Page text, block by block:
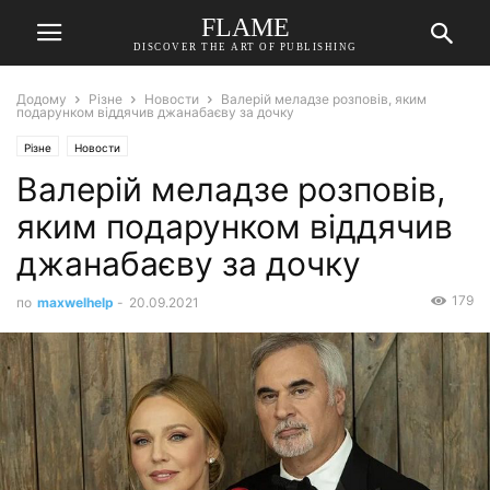
FLAME
DISCOVER THE ART OF PUBLISHING
Додому Різне Новости
Валерій меладзе розповів, яким
подарунком віддячив джанабаєву за дочку
Різне Новости
Валерій меладзе розповів,
яким подарунком віддячив
джанабаєву за дочку
по maxwelhelp - 20.09.2021 179